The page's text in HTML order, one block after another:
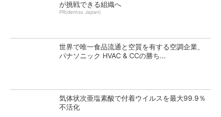
が挑戦できる組織へ
PR(dentsu Japan)
世界で唯一食品流通と空質を有する空調企業、
パナソニック HVAC & CCの勝ち...
気体状次亜塩素酸で付着ウイルスを最大99.9％
不活化